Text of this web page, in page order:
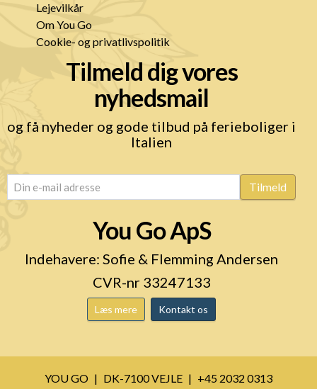
Lejevilkår
Om You Go
Cookie- og privatlivspolitik
Tilmeld dig vores
nyhedsmail
og få nyheder og gode tilbud på ferieboliger i
Italien
email (Påkrævet) Tilmeld
You Go ApS
Indehavere: Sofie & Flemming Andersen
CVR-nr 33247133
Læs mere Kontakt os
YOU GO DK-7100 VEJLE
+45 2032 0313